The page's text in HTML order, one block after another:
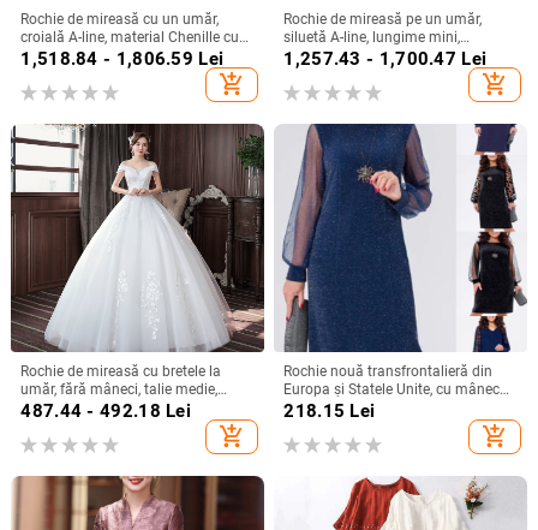
Rochie de mireasă cu un umăr,
croială A-line, material Chenille cu
Spandex, talie înaltă
1,518.84 - 1,806.59 Lei
add_shopping_cart
Rochie de mireasă pe un umăr,
siluetă A-line, lungime mini,
țesătură chenille cu spandex,
primăvara 2024
1,257.43 - 1,700.47 Lei
add_shopping_cart
Rochie de mireasă cu bretele la
umăr, fără mâneci, talie medie,
fustă tutu, mătase Mulberry și
487.44 - 492.18 Lei
add_shopping_cart
Rochie nouă transfrontalieră din
Europa și Statele Unite, cu mânecă
lungă, plasă, cusături argintii, cu
guler rotund, industrie grea, fustă
elegantă de calitate la modă
218.15 Lei
add_shopping_cart